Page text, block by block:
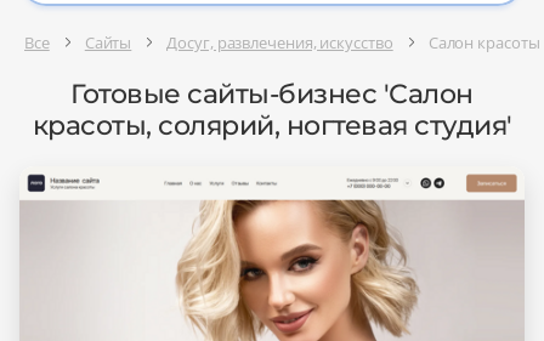
Все Сайты Досуг, развлечения, искусство Салон
Готовые сайты-бизнес 'Салон
красоты, солярий, ногтевая студия'